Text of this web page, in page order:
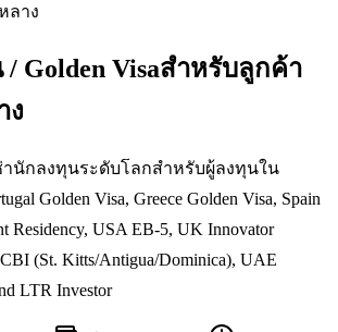
ลาง
Golden Visaสำหรับลูกค้า
ง
านักลงทุนระดับโลกสำหรับผู้ลงทุนใน
Golden Visa, Greece Golden Visa, Spain
Residency, USA EB-5, UK Innovator
CBI (St. Kitts/Antigua/Dominica), UAE
LTR Investor